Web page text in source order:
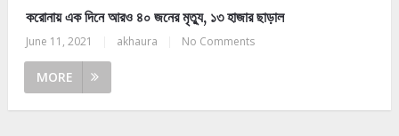
করোনায় এক দিনে আরও ৪০ জনের মৃত্যু, ১৩ হাজার ছাড়াল
June 11, 2021 akhaura No Comments
MORE